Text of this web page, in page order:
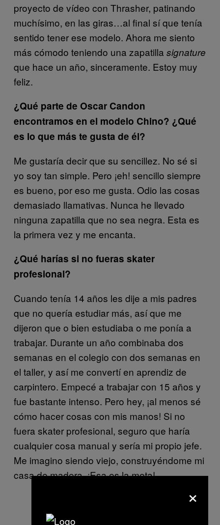
proyecto de vídeo con Thrasher, patinando
muchísimo, en las giras…al final sí que tenía
sentido tener ese modelo. Ahora me siento
más cómodo teniendo una zapatilla signature
que hace un año, sinceramente. Estoy muy
feliz.
¿Qué parte de Oscar Candon
encontramos en el modelo Chino? ¿Qué
es lo que más te gusta de él?
Me gustaría decir que su sencillez. No sé si
yo soy tan simple. Pero ¡eh! sencillo siempre
es bueno, por eso me gusta. Odio las cosas
demasiado llamativas. Nunca he llevado
ninguna zapatilla que no sea negra. Esta es
la primera vez y me encanta.
¿Qué harías si no fueras skater
profesional?
Cuando tenía 14 años les dije a mis padres
que no quería estudiar más, así que me
dijeron que o bien estudiaba o me ponía a
trabajar. Durante un año combinaba dos
semanas en el colegio con dos semanas en
el taller, y así me convertí en aprendiz de
carpintero. Empecé a trabajar con 15 años y
fue bastante intenso. Pero hey, ¡al menos sé
cómo hacer cosas con mis manos! Si no
fuera skater profesional, seguro que haría
cualquier cosa manual y sería mi propio jefe.
Me imagino siendo viejo, construyéndome mi
casa de madera. ¡Esa es la meta!
×